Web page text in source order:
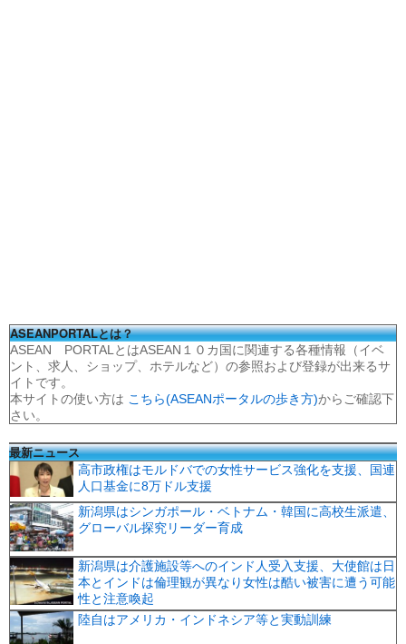
ASEANPORTALとは？
ASEAN PORTALとはASEAN１０カ国に関連する各種情報（イベ
ント、求人、ショップ、ホテルなど）の参照および登録が出来るサ
イトです。
本サイトの使い方は こちら(ASEANポータルの歩き方)からご確認下
さい。
最新ニュース
高市政権はモルドバでの女性サービス強化を支援、国連
人口基金に8万ドル支援
新潟県はシンガポール・ベトナム・韓国に高校生派遣、
グローバル探究リーダー育成
新潟県は介護施設等へのインド人受入支援、大使館は日
本とインドは倫理観が異なり女性は酷い被害に遭う可能
性と注意喚起
陸自はアメリカ・インドネシア等と実動訓練